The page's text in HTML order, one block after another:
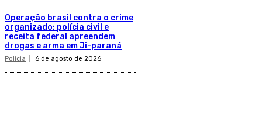
Operação brasil contra o crime
organizado: polícia civil e
receita federal apreendem
drogas e arma em Ji-paraná
Policia 6 de agosto de 2026